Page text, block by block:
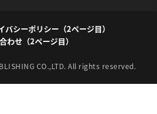
バシーポリシー（2ページ目）
わせ（2ページ目）
CO.,LTD. All rights reserved.